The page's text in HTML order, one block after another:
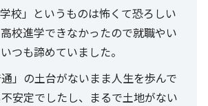
校」というものは怖くて恐ろしい
校進学できなかったので就職やい
つも諦めていました。
」の土台がないまま人生を歩んで
安定でしたし、まるで土地がない